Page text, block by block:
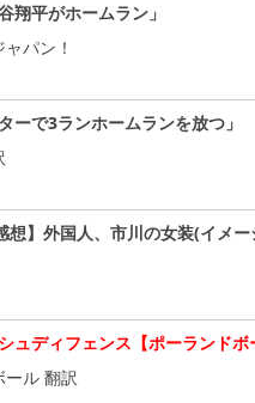
翔平がホームラン」
パン！
ーで3ランホームランを放つ」
】外国人、市川の女装(イメ
ュディフェンス【ポーランドボ
ル 翻訳